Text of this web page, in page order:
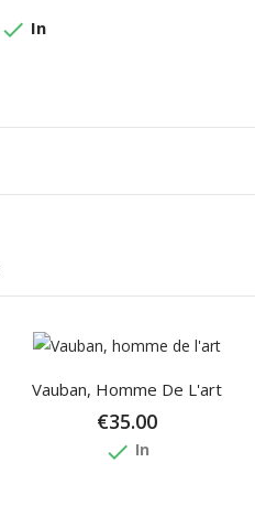
done In
Vauban, Homme De L'art
€35.00
done In